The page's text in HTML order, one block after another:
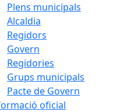
Plens municipals
Alcaldia
Regidors
Govern
Regidories
Grups municipals
Pacte de Govern
oficial